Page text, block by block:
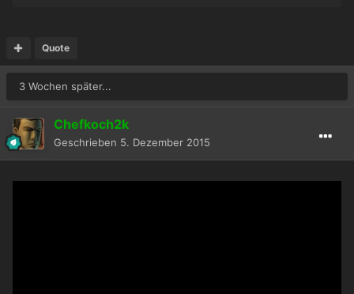
Quote
3 Wochen später...
Chefkoch2k
Geschrieben 5. Dezember 2015